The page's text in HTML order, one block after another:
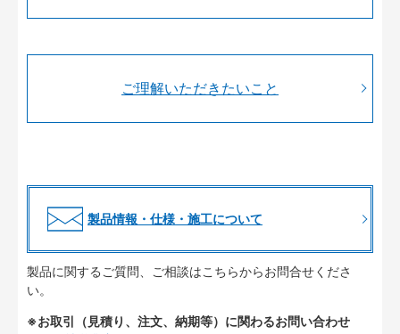
ご理解いただきたいこと
製品情報・仕様・施工について
製品に関するご質問、ご相談はこちらからお問合せくださ
い。
※お取引（見積り、注文、納期等）に関わるお問い合わせ